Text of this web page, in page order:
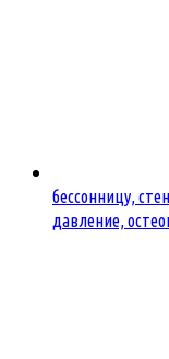
бессонницу,
давление,